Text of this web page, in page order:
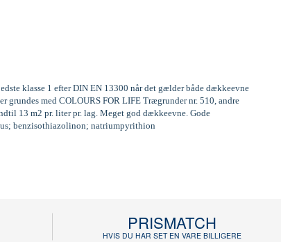
klasse 1 efter DIN EN 13300 når det gælder både dækkeevne
med COLOURS FOR LIFE Trægrunder nr. 510, andre
13 m2 pr. liter pr. lag. Meget god dækkeevne. Gode
benzisothiazolinon; natriumpyrithion
PRISMATCH
HVIS DU HAR SET EN VARE BILLIGERE